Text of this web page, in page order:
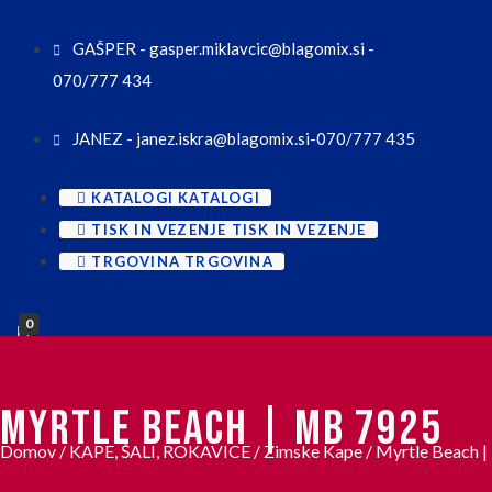
GAŠPER - gasper.miklavcic@blagomix.si -
070/777 434
JANEZ - janez.iskra@blagomix.si-070/777 435
KATALOGI KATALOGI
TISK IN VEZENJE TISK IN VEZENJE
TRGOVINA TRGOVINA
0
MYRTLE BEACH | MB 7925
Domov/KAPE, ŠALI, ROKAVICE / Zimske Kape/ Myrtle Beach |